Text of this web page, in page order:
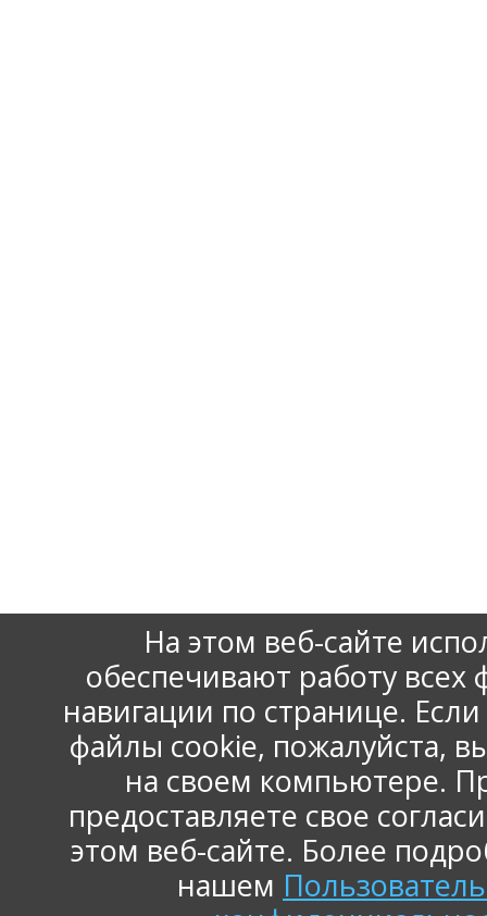
Контактная информация
Карта сайта
www.np-ace.ru
На этом веб-сайте
обеспечивают работу
навигации по странице.
файлы cookie, пожалуйста,
на своем компьютере.
предоставляете свое
этом веб-сайте. Более
нашем